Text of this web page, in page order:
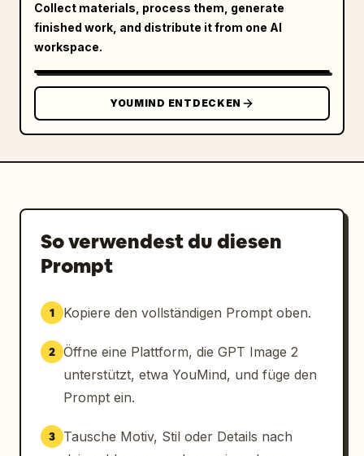
Collect materials, process them, generate
finished work, and distribute it from one AI
workspace.
YOUMIND ENTDECKEN
So verwendest du diesen
Prompt
1 Kopiere den vollständigen Prompt oben.
2 Öffne eine Plattform, die GPT Image 2
unterstützt, etwa YouMind, und füge den
Prompt ein.
3
Tausche Motiv, Stil oder Details nach